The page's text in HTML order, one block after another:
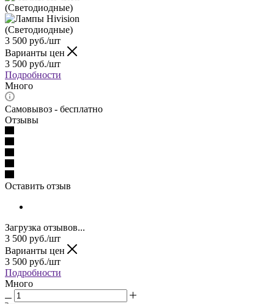
3 500 руб./шт
Варианты цен
3 500 руб./шт
Подробности
Много
Самовывоз - бесплатно
Отзывы
Оставить отзыв
Загрузка отзывов...
3 500 руб./шт
Варианты цен
3 500 руб./шт
Подробности
Много